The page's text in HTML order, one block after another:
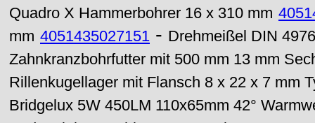
Quadro X Hammerbohrer 16 x 310 mm
mm 4051435027151 - Drehmeißel DIN
Zahnkranzbohrfutter mit 500 mm 13 mm
Rillenkugellager mit Flansch 8 x 22 x 7 mm
Bridgelux 5W 450LM 110x65mm 42°